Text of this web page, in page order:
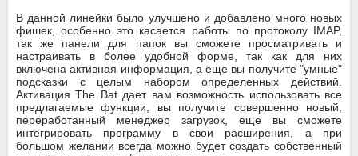
В данной линейки было улучшено и добавлено много новых
фишек, особенно это касается работы по протоколу IMAP,
так же панели для папок вы сможете просматривать и
настраивать в более удобной форме, так как для них
включена активная информация, а еще вы получите "умные"
подсказки с целым набором определенных действий.
Активация The Bat дает вам возможность использовать все
предлагаемые функции, вы получите совершенно новый,
переработанный менеджер загрузок, еще вы сможете
интегрировать программу в свои расширения, а при
большом желании всегда можно будет создать собственный